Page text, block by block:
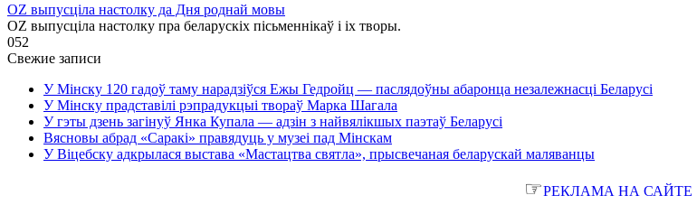
OZ выпусціла настолку да Дня роднай мовы
OZ выпусціла настолку пра беларускіх пісьменнікаў і іх творы.
052
Свежие записи
У Мінску 120 гадоў таму нарадзіўся Ежы Гедройц — паслядоўны абаронца незалежнасці Беларусі
У Мінску прадставілі рэпрадукцыі твораў Марка Шагала
У гэты дзень загінуў Янка Купала — адзін з найвялікшых паэтаў Беларусі
Вясновы абрад «Саракі» правядуць у музеі пад Мінскам
У Віцебску адкрылася выстава «Мастацтва святла», прысвечаная беларускай маляванцы
☞РЕКЛАМА НА САЙТЕ